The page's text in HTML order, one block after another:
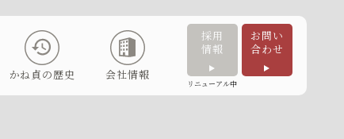
かね貞の歴史 会社情報
採用
情報
リニューアル中
お問い
合わせ